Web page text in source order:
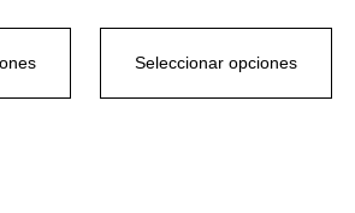
Seleccionar opciones